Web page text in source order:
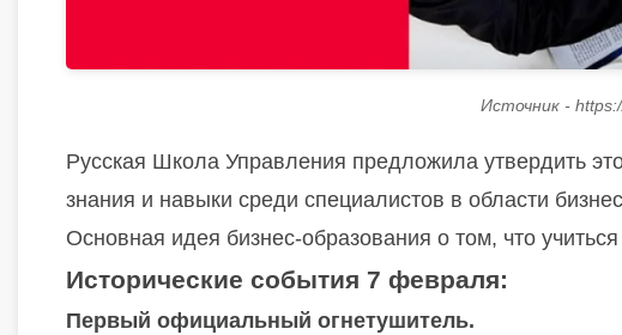
Источник -
Русская Школа Управления предложила утвердить
знания и навыки среди специалистов в области
Основная идея бизнес-образования о том, что
Исторические события 7 февраля:
Первый официальный огнетушитель.